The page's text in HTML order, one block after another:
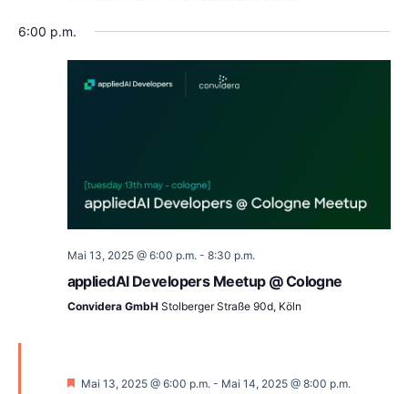
6:00 p.m.
Mai 13, 2025 @ 6:00 p.m. - 8:30 p.m.
appliedAI Developers Meetup @ Cologne
Convidera GmbH Stolberger Straße 90d, Köln
Empfohlen
Mai 13, 2025 @ 6:00 p.m. - Mai 14, 2025 @ 8:00 p.m.